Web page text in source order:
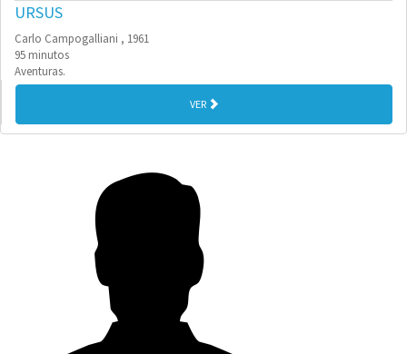
URSUS
Carlo Campogalliani , 1961
95 minutos
Aventuras.
VER